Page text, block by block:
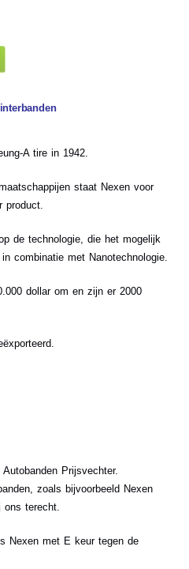
A tire in 1942.
staat Nexen voor
product.
de technologie, die het mogelijk
combinatie met Nanotechnologie.
dollar om en zijn er 2000
Prijsvechter.
zoals bijvoorbeeld Nexen
ons terecht.
Nexen met E keur tegen de